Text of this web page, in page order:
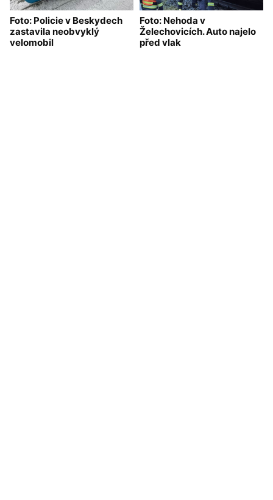
Foto: Policie v Beskydech
zastavila neobvyklý
velomobil
Foto: Nehoda v
Želechovicích. Auto najelo
před vlak